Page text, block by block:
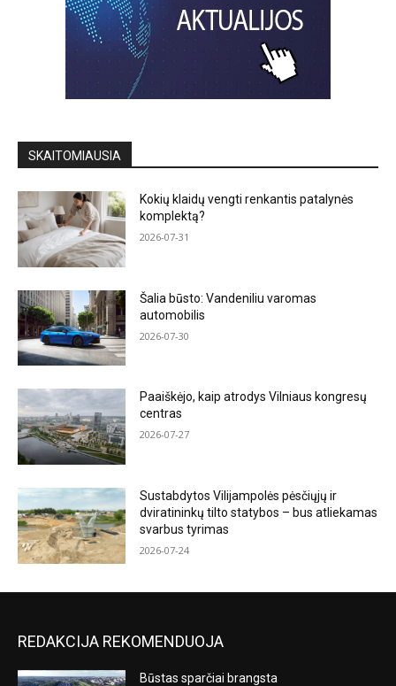
SKAITOMIAUSIA
Kokių klaidų vengti renkantis patalynės
komplektą?
2026-07-31
Šalia būsto: Vandeniliu varomas
automobilis
2026-07-30
Paaiškėjo, kaip atrodys Vilniaus kongresų
centras
2026-07-27
Sustabdytos Vilijampolės pėsčiųjų ir
dviratininkų tilto statybos – bus atliekamas
svarbus tyrimas
2026-07-24
REDAKCIJA REKOMENDUOJA
Būstas sparčiai brangsta